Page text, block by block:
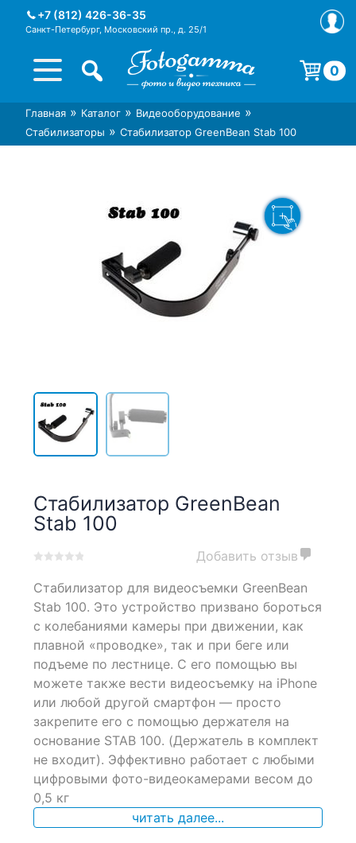
+7 (812) 426-36-35
Санкт-Петербург, Московский пр., д. 25/1
Интернет-магазин фототехники
Foto-Gamma в СПб
Магазин фотоаксессуаров foto-
gamma.ru
0
Корзина пуста.
Главная » Каталог » Видеооборудование »
Стабилизаторы » Стабилизатор GreenBean Stab 100
Стабилизатор GreenBean
Stab 100
out
of
on
customer
ratings
Добавить отзыв
Стабилизатор для видеосъемки GreenBean
Stab 100. Это устройство призвано бороться
с колебаниями камеры при движении, как
плавной «проводке», так и при беге или
подъеме по лестнице. С его помощью вы
можете также вести видеосъемку на iPhone
или любой другой смартфон — просто
закрепите его с помощью держателя на
основание STAB 100. (Держатель в комплект
не входит). Эффективно работает с любыми
цифровыми фото-видеокамерами весом до
0,5 кг
читать далее...